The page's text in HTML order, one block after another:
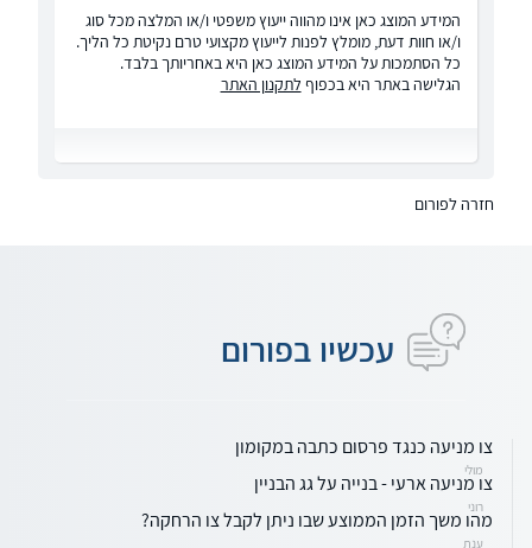
המידע המוצג כאן אינו מהווה ייעוץ משפטי ו/או המלצה מכל סוג
ו/או חוות דעת, מומלץ לפנות לייעוץ מקצועי טרם נקיטת כל הליך.
כל הסתמכות על המידע המוצג כאן היא באחריותך בלבד.
הגלישה באתר היא בכפוף לתקנון האתר
חזרה לפורום
עכשיו בפורום
צו מניעה כנגד פרסום כתבה במקומון
מולי
צו מניעה ארעי - בנייה על גג הבניין
רוני
מהו משך הזמן הממוצע שבו ניתן לקבל צו הרחקה?
ענת